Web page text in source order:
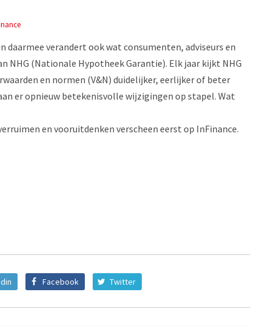
daarmee verandert ook wat consumenten, adviseurs en
NHG (Nationale Hypotheek Garantie). Elk jaar kijkt NHG
en normen (V&N) duidelijker, eerlijker of beter
er opnieuw betekenisvolle wijzigingen op stapel. Wat
en vooruitdenken verscheen eerst op InFinance.
Facebook Twitter